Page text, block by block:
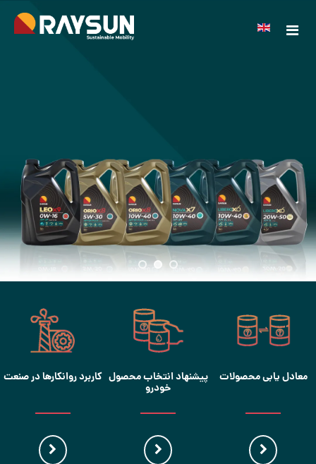
معادل یابی محصولات پیشنهاد انتخاب محصول
خودرو
کاربرد روانکارها در صنعت